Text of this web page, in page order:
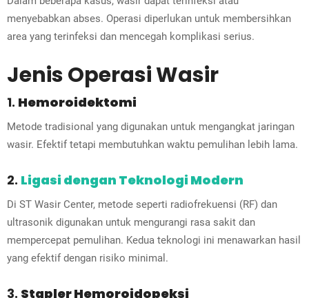
menyebabkan abses. Operasi diperlukan untuk membersihkan
area yang terinfeksi dan mencegah komplikasi serius.
Jenis Operasi Wasir
1. Hemoroidektomi
Metode tradisional yang digunakan untuk mengangkat jaringan
wasir. Efektif tetapi membutuhkan waktu pemulihan lebih lama.
2. Ligasi dengan Teknologi Modern
Di ST Wasir Center, metode seperti radiofrekuensi (RF) dan
ultrasonik digunakan untuk mengurangi rasa sakit dan
mempercepat pemulihan. Kedua teknologi ini menawarkan hasil
yang efektif dengan risiko minimal.
3. Stapler Hemoroidopeksi